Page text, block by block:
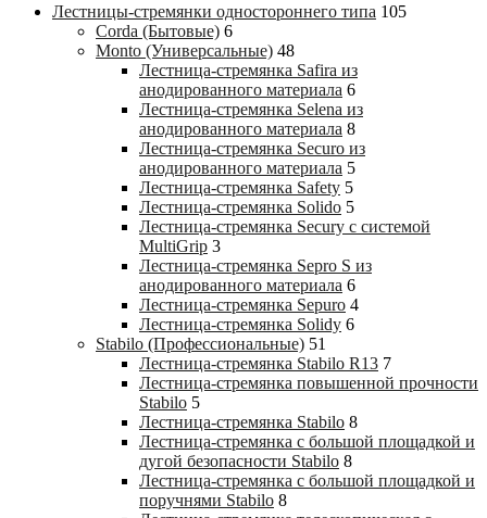
Лестницы-стремянки одностороннего типа 105
Corda (Бытовые) 6
Monto (Универсальные) 48
Лестница-стремянка Safira из
анодированного материала 6
Лестница-стремянка Selena из
анодированного материала 8
Лестница-стремянка Securo из
анодированного материала 5
Лестница-стремянка Safety 5
Лестница-стремянка Solido 5
Лестница-стремянка Secury с системой
MultiGrip 3
Лестница-стремянка Sepro S из
анодированного материала 6
Лестница-стремянка Sepuro 4
Лестница-стремянка Solidy 6
Stabilo (Профессиональные) 51
Лестница-стремянка Stabilo R13 7
Лестница-стремянка повышенной прочности
Stabilo 5
Лестница-стремянка Stabilo 8
Лестница-стремянка с большой площадкой и
дугой безопасности Stabilo 8
Лестница-стремянка с большой площадкой и
поручнями Stabilo 8